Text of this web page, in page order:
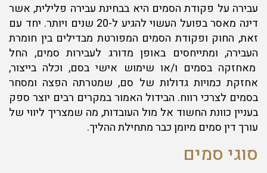
עבירה על פקודת הסמים היא בבחינת עבירה פלילית, אשר
דינה מאסר בפועל העשוי להגיע ל-20 שנים ויותר. יחד עם
זאת, החוק ופקודת הסמים המפורטת מבדילים בין חומרת
העבירה, ומתייחסים באופן מדורג לעבירות סמים, החל
מאחזקה בסמים ו/או שימוש אישי בסם, וכלה בייצור,
אחזקת כמויות גדולות של סם, שמטרתה הפצה ומסחר
בסמים לצרכי רווח. הבידול האמור במקרים רבים יוצר ספק
בעניין כוונת החשוד אל מול העובדות, מה שמצריך ליווי של
עורך דין סמים מיומן כבר מתחילת ההליך.
סוגי סמים